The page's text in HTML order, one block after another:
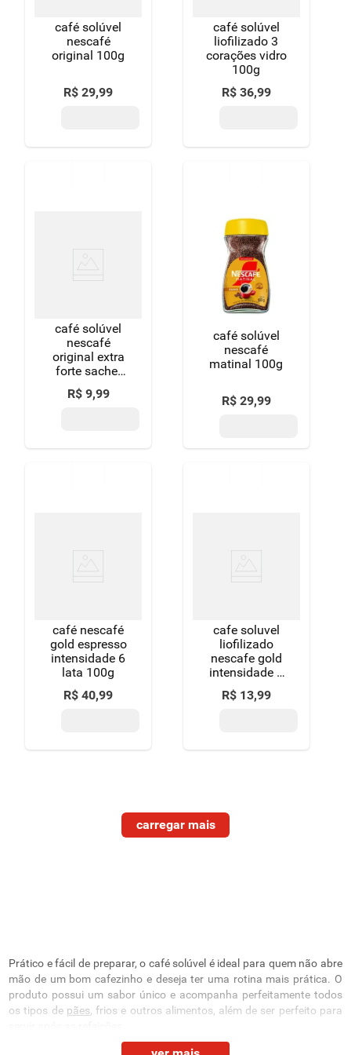
café solúvel
nescafé
original 100g
R$ 29,99
café solúvel
liofilizado 3
corações vidro
100g
R$ 36,99
café solúvel
nescafé
original extra
forte sachet
24x40g
R$ 9,99
café solúvel
nescafé
matinal 100g
R$ 29,99
café nescafé
gold espresso
intensidade 6
lata 100g
R$ 40,99
cafe soluvel
liofilizado
nescafe gold
intensidade 7
40g-sache
R$ 13,99
Prático e fácil de preparar, o café solúvel é ideal para quem não abre
mão de um bom cafezinho e deseja ter uma rotina mais prática. O
produto possui um sabor único e acompanha perfeitamente todos
os tipos de pães , frios e outros alimentos, além de ser perfeito para